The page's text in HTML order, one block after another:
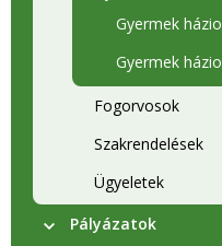
Gyermek
Gyermek
Fogorvosok
Szakrendelések
Ügyeletek
Pályázatok